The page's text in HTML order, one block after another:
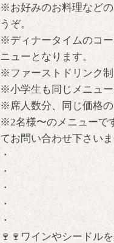
※お好みのお料理など
うぞ。
※ディナータイムのコ
ニューとなります。
※ファーストドリンク制
※小学生も同じメニュー
※席人数分、同じ価格の
※2名様〜のメニューで
てお問い合わせ下さいま
・
・
・
・
・
🍷🍷ワインやシードル